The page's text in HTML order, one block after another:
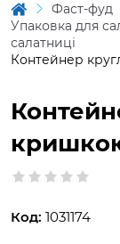
Фаст-фуд
Упаковка для
салатниці
Контейнер
Код: 1031174